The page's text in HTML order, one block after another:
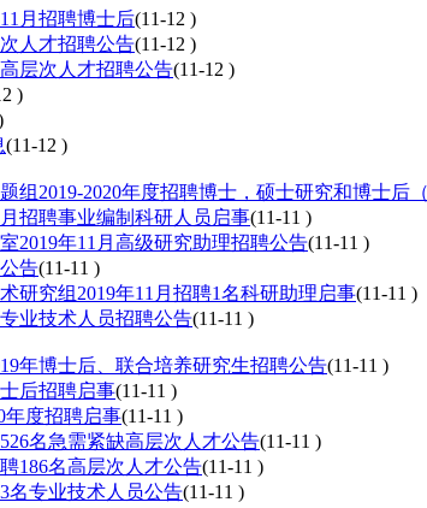
月招聘博士后(11-12 )
人才招聘公告(11-12 )
层次人才招聘公告(11-12 )
)
(11-12 )
组2019-2020年度招聘博士，硕士研究和博士后
招聘事业编制科研人员启事(11-11 )
2019年11月高级研究助理招聘公告(11-11 )
告(11-11 )
研究组2019年11月招聘1名科研助理启事(11-11 )
业技术人员招聘公告(11-11 )
年博士后、联合培养研究生招聘公告(11-11 )
后招聘启事(11-11 )
年度招聘启事(11-11 )
名急需紧缺高层次人才公告(11-11 )
186名高层次人才公告(11-11 )
名专业技术人员公告(11-11 )